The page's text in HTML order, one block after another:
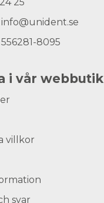
info@unident.se
556281-8095
i vår webbutik
villkor
svar